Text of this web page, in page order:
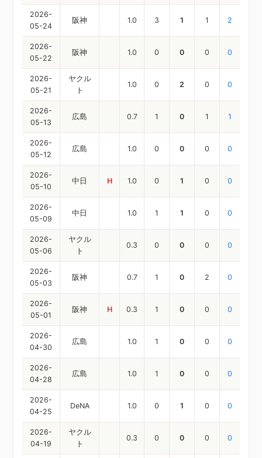
2026-
05-24
阪神 1.0 3 1 1 2
2026-
05-22
阪神 1.0 0 0 0 0
2026-
05-21
ヤクル
ト
1.0 0 2 0 0
2026-
05-13
広島 0.7 1 0 1 1
2026-
05-12
広島 1.0 0 0 0 0
2026-
05-10
中日 H 1.0 0 1 0 0
2026-
05-09
中日 1.0 1 1 0 0
2026-
05-06
ヤクル
ト
0.3 0 0 0 0
2026-
05-03
阪神 0.7 1 0 2 0
2026-
05-01
阪神 H 0.3 1 0 0 0
2026-
04-30
広島 1.0 1 0 0 0
2026-
04-28
広島 1.0 1 0 0 0
2026-
04-25
DeNA 1.0 0 1 0 0
2026-
04-19
ヤクル
ト
0.3 0 0 0 0